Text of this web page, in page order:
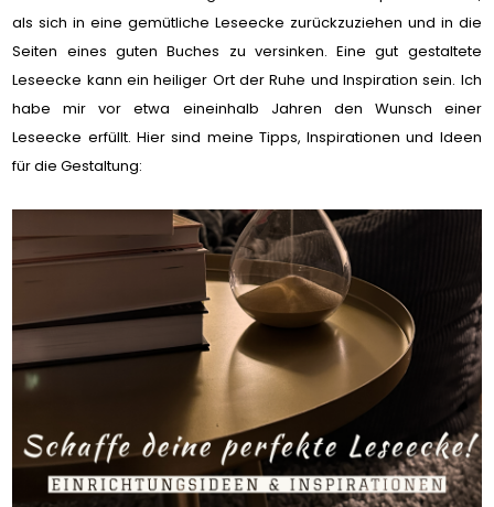
als sich in eine gemütliche Leseecke zurückzuziehen und in die
Seiten eines guten Buches zu versinken. Eine gut gestaltete
Leseecke kann ein heiliger Ort der Ruhe und Inspiration sein. Ich
habe mir vor etwa eineinhalb Jahren den Wunsch einer
Leseecke erfüllt. Hier sind meine Tipps, Inspirationen und Ideen
für die Gestaltung: